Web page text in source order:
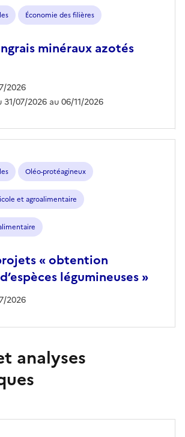
Économie des filières
minéraux azotés
2026
07/2026 au 06/11/2026
Oléo-protéagineux
et agroalimentaire
« obtention
légumineuses »
2026
analyses